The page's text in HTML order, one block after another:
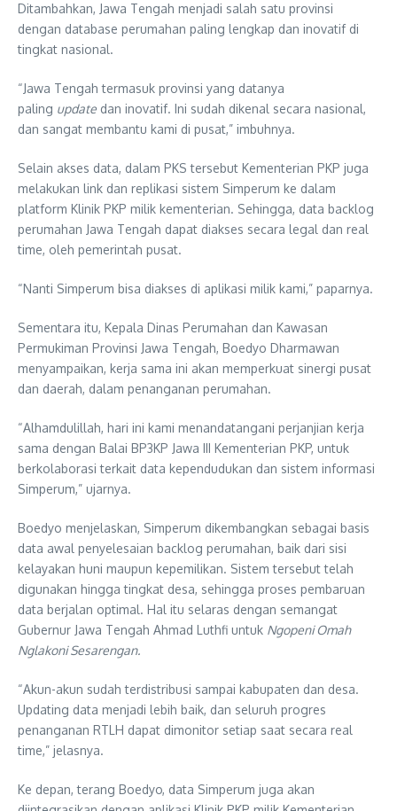
Ditambahkan, Jawa Tengah menjadi salah satu provinsi
dengan database perumahan paling lengkap dan inovatif di
tingkat nasional.
“Jawa Tengah termasuk provinsi yang datanya
paling update dan inovatif. Ini sudah dikenal secara nasional,
dan sangat membantu kami di pusat,” imbuhnya.
Selain akses data, dalam PKS tersebut Kementerian PKP juga
melakukan link dan replikasi sistem Simperum ke dalam
platform Klinik PKP milik kementerian. Sehingga, data backlog
perumahan Jawa Tengah dapat diakses secara legal dan real
time, oleh pemerintah pusat.
“Nanti Simperum bisa diakses di aplikasi milik kami,” paparnya.
Sementara itu, Kepala Dinas Perumahan dan Kawasan
Permukiman Provinsi Jawa Tengah, Boedyo Dharmawan
menyampaikan, kerja sama ini akan memperkuat sinergi pusat
dan daerah, dalam penanganan perumahan.
“Alhamdulillah, hari ini kami menandatangani perjanjian kerja
sama dengan Balai BP3KP Jawa III Kementerian PKP, untuk
berkolaborasi terkait data kependudukan dan sistem informasi
Simperum,” ujarnya.
Boedyo menjelaskan, Simperum dikembangkan sebagai basis
data awal penyelesaian backlog perumahan, baik dari sisi
kelayakan huni maupun kepemilikan. Sistem tersebut telah
digunakan hingga tingkat desa, sehingga proses pembaruan
data berjalan optimal. Hal itu selaras dengan semangat
Gubernur Jawa Tengah Ahmad Luthfi untuk Ngopeni Omah
Nglakoni Sesarengan.
“Akun-akun sudah terdistribusi sampai kabupaten dan desa.
Updating data menjadi lebih baik, dan seluruh progres
penanganan RTLH dapat dimonitor setiap saat secara real
time,” jelasnya.
Ke depan, terang Boedyo, data Simperum juga akan